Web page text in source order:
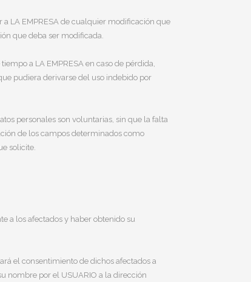
LA EMPRESA de cualquier modificación que
que deba ser modificada.
a LA EMPRESA en caso de pérdida,
pudiera derivarse del uso indebido por
personales son voluntarias, sin que la falta
de los campos determinados como
solicite.
a los afectados y haber obtenido su
el consentimiento de dichos afectados a
nombre por el USUARIO a la dirección